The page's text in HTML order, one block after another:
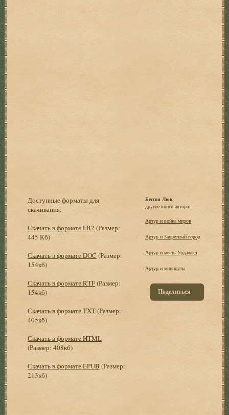
Доступные форматы для
скачивания:
Скачать в формате FB2 (Размер:
445 Кб)
Скачать в формате DOC (Размер:
154кб)
Скачать в формате RTF(Размер:
154кб)
Скачать в формате TXT(Размер:
405кб)
Скачать в формате HTML
(Размер: 408кб)
Скачать в формате EPUB (Размер:
213кб)
Бессон Люк
другие книги автора:
Артур и война миров
Артур и Запретный город
Артур и месть Урдалака
Артур и минипуты
Поделиться